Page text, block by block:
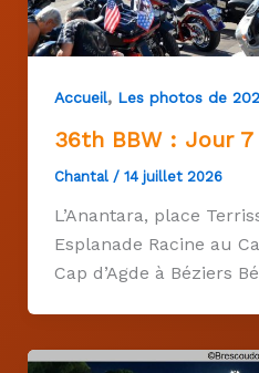
Accueil, Les photos de
36th BBW : Jour 7
Chantal / 14 juillet 2026
L’Anantara, place
Esplanade Racine au
Cap d’Agde à Béziers